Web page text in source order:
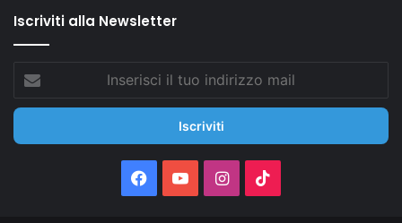
Iscriviti alla Newsletter
tuo
mail
Facebook
You Instagram